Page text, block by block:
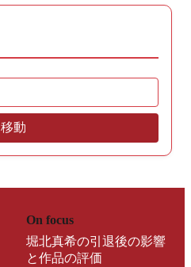
移動
On focus
堀北真希の引退後の影響
と作品の評価